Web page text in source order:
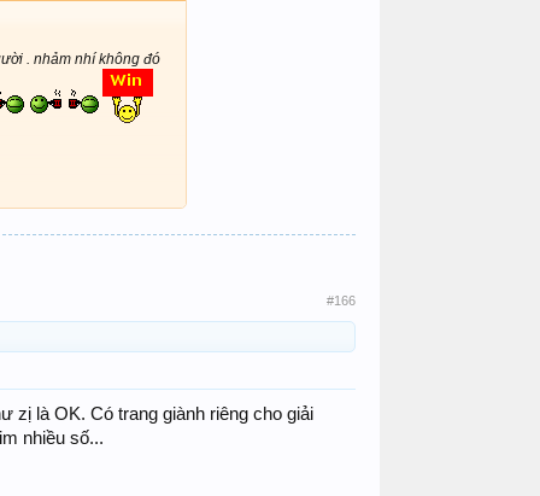
. nhảm nhí không đó
#166
zị là OK. Có trang giành riêng cho giải
nhiều số...